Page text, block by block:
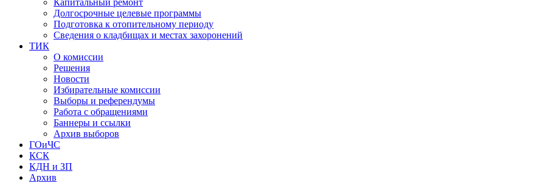
Капитальный ремонт
Долгосрочные целевые программы
Подготовка к отопительному периоду
Сведения о кладбищах и местах захоронений
ТИК
О комиссии
Решения
Новости
Избирательные комиссии
Выборы и референдумы
Работа с обращениями
Баннеры и ссылки
Архив выборов
ГОиЧС
КСК
КДН и ЗП
Архив